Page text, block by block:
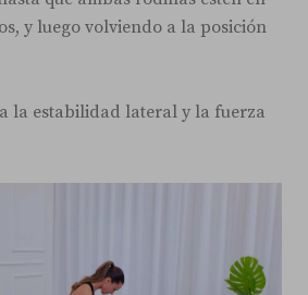
y luego volviendo a la posición
la estabilidad lateral y la fuerza